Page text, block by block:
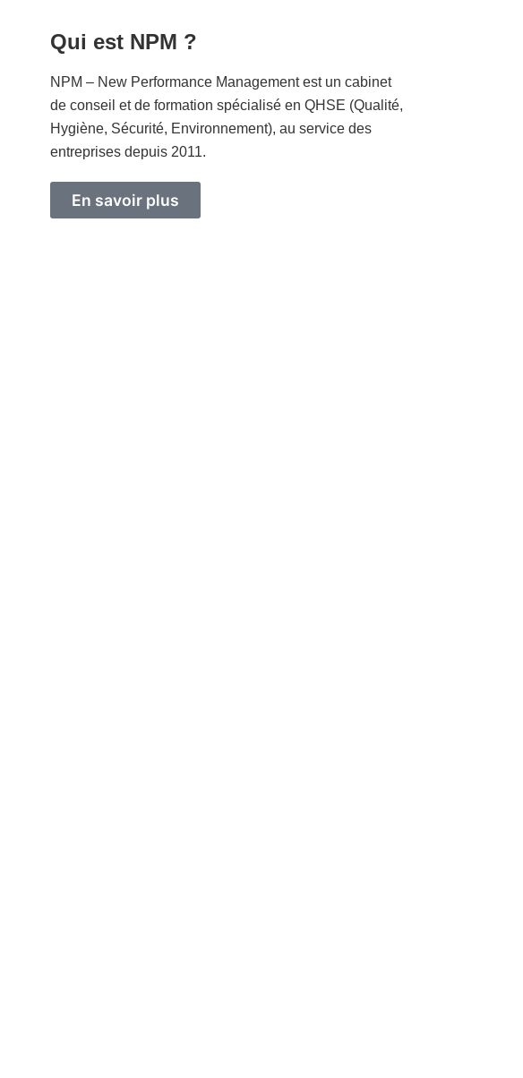
Qui est NPM ?
NPM – New Performance Management est un cabinet
de conseil et de formation spécialisé en QHSE (Qualité,
Hygiène, Sécurité, Environnement), au service des
entreprises depuis 2011.
En savoir plus